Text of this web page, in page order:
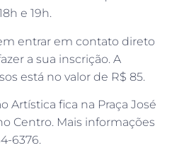
e 19h.
entrar em contato direto
a sua inscrição. A
está no valor de R$ 85.
Artística fica na Praça José
Centro. Mais informações
6376.